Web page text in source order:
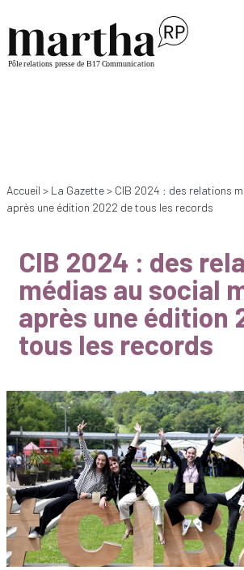
Accueil > La Gazette> CIB 2024 : des relations
après une édition 2022 de tous les records
CIB 2024 : des
médias au social
après une édition
tous les records